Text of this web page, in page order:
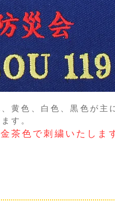
黄色、白色、黒色が主
す。
茶色で刺繍いたしま